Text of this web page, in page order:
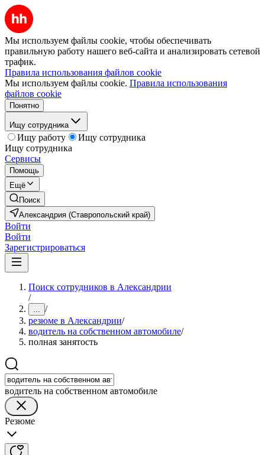
Мы используем файлы cookie, чтобы обеспечивать
правильную работу нашего веб-сайта и анализировать сетевой
трафик.
Правила использования файлов cookie
Мы используем файлы cookie. Правила использования
файлов cookie
Понятно
Ищу сотрудника
Ищу работу
Ищу сотрудника
Ищу сотрудника
Сервисы
Помощь
Ещё
Поиск
Александрия (Ставропольский край)
Войти
Войти
Зарегистрироваться
Поиск сотрудников в Александрии
/
... /
резюме в Александрии/
водитель на собственном автомобиле/
полная занятость
водитель на собственном автомобиле
Резюме